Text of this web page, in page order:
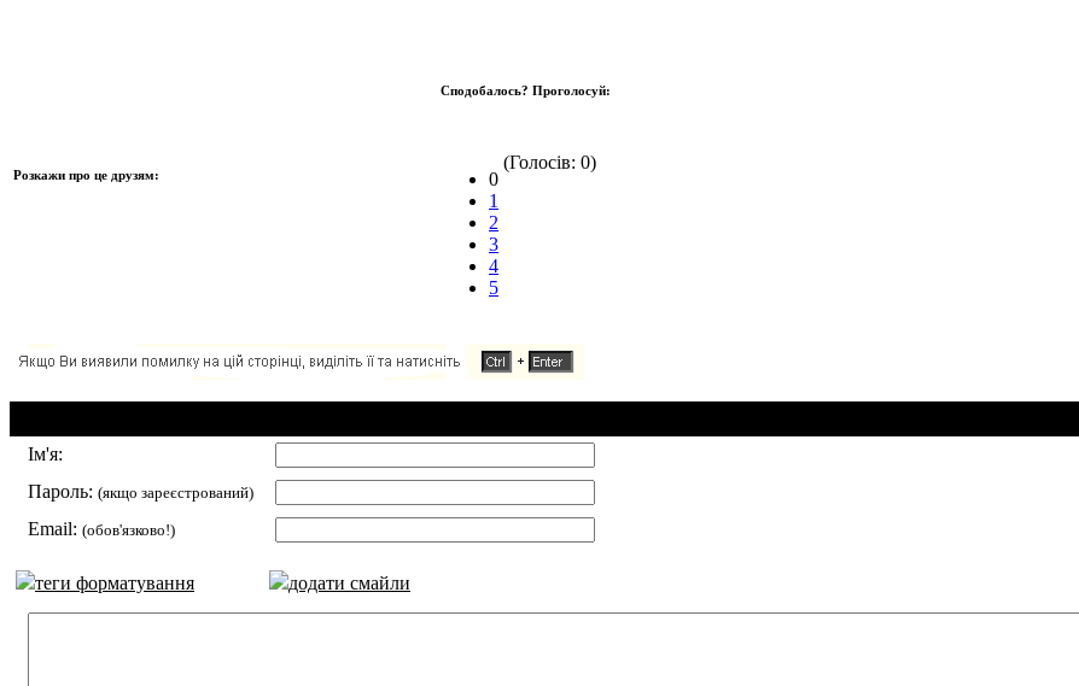
Розкажи про це друзям:
Сподобалось? Проголосуй:
0
1
2
3
4
5
(Голосів: 0)
Ім'я:
Пароль: (якщо зареєстрований)
Email: (обов'язково!)
теги форматування додати смайли